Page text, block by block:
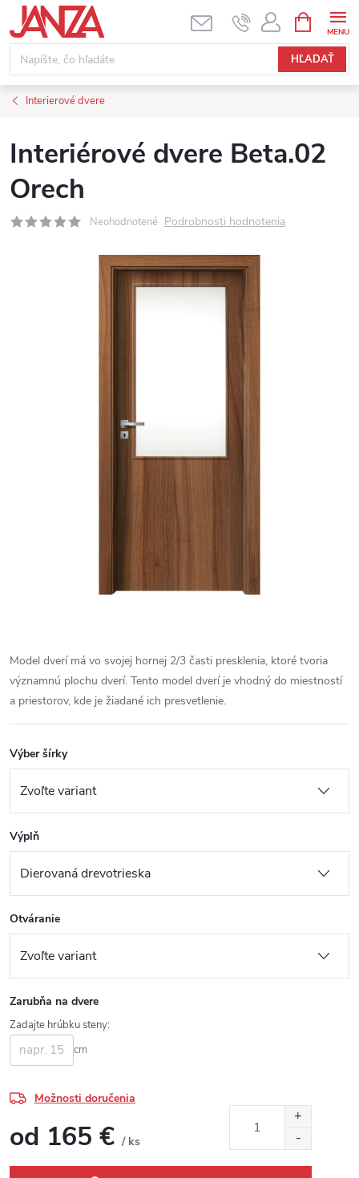
Prejsť na obsah
HĽADAŤ
Interierové dvere
Interiérové dvere Beta.02
Orech
Neohodnotené Podrobnosti hodnotenia
Model dverí má vo svojej hornej 2/3 časti presklenia, ktoré tvoria
významnú plochu dverí. Tento model dverí je vhodný do miestností
a priestorov, kde je žiadané ich presvetlenie.
Výber šírky
Výplň
Otváranie
Zarubňa na dvere
Zadajte hrúbku steny:
cm
Možnosti doručenia
od 165 € / ks